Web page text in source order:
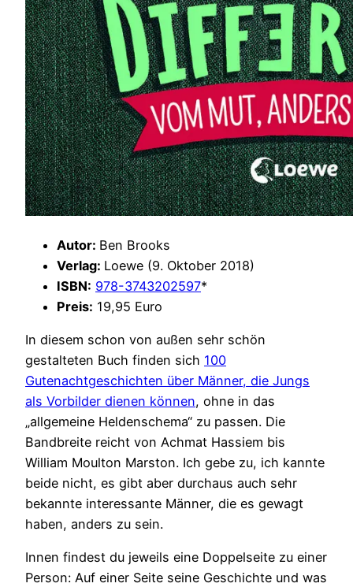
Autor: Ben Brooks
Verlag: Loewe (9. Oktober 2018)
ISBN: 978-3743202597*
Preis: 19,95 Euro
In diesem schon von außen sehr schön
gestalteten Buch finden sich 100
Gutenachtgeschichten über Männer, die Jungs
als Vorbilder dienen können, ohne in das
„allgemeine Heldenschema“ zu passen. Die
Bandbreite reicht von Achmat Hassiem bis
William Moulton Marston. Ich gebe zu, ich kannte
beide nicht, es gibt aber durchaus auch sehr
bekannte interessante Männer, die es gewagt
haben, anders zu sein.
Innen findest du jeweils eine Doppelseite zu einer
Person: Auf einer Seite seine Geschichte und was